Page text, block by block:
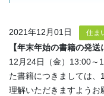
2021年12月01日 住ま
【年末年始の書籍の発送
12月24日（金）13:00～
た書籍につきましては
理解いただきますようお